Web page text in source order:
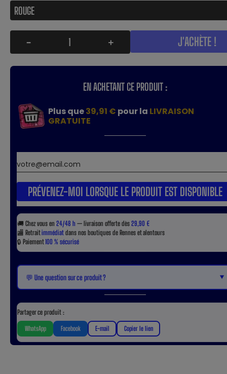
- + J'ACHÈTE !
EN ACHETANT CE PRODUIT :
Plus que39,91 € pour la LIVRAISON
GRATUITE
PRÉVENEZ-MOI LORSQUE LE PRODUIT EST DISPONIBLE
🚚 Chez vous en 24/48 h — livraison offerte dès29,90 €
🏬 Retraitimmédiatdans nos boutiques de Rennes et alentours
🔒 Paiement100 % sécurisé
💬 Une question sur ce produit ? ▼
Partager ce produit :
WhatsApp Facebook E-mail Copier le lien